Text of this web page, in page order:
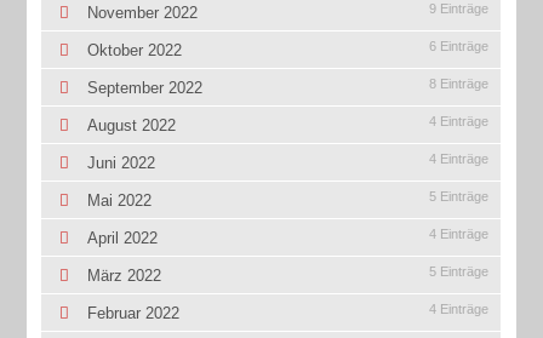
November 2022 9 Einträge
Oktober 2022 6 Einträge
September 2022 8 Einträge
August 2022 4 Einträge
Juni 2022 4 Einträge
Mai 2022 5 Einträge
April 2022 4 Einträge
März 2022 5 Einträge
Februar 2022 4 Einträge